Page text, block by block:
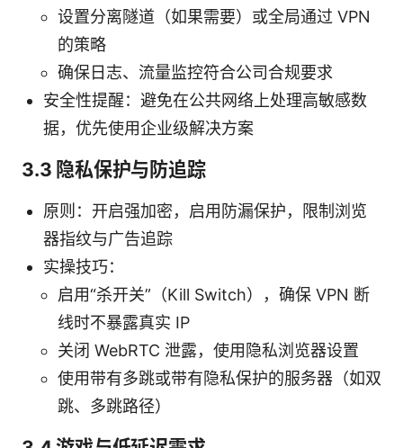
设置分离隧道（如果需要）或全局通过 VPN
的策略
确保日志、流量监控符合公司合规要求
安全性提醒：避免在公共网络上处理高敏感数
据，优先使用企业级解决方案
3.3 隐私保护与防追踪
原则：开启强加密，启用防漏保护，限制浏览
器指纹与广告追踪
实操技巧：
启用“杀开关”（Kill Switch），确保 VPN 断
线时不暴露真实 IP
关闭 WebRTC 泄露，使用隐私浏览器设置
使用带有多跳或带有隐私保护的服务器（如双
跳、多跳路径）